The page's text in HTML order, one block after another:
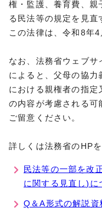
権・監護、養育費、親
る民法等の規定を見直
この法律は、令和8年
なお、法務省ウェブ
によると、父母の協力
における親権者の指定
の内容が考慮される可
ご留意ください。
詳しくは法務省のHP
民法等の一部を改
に関する見直し)に
Q＆A形式の解説資